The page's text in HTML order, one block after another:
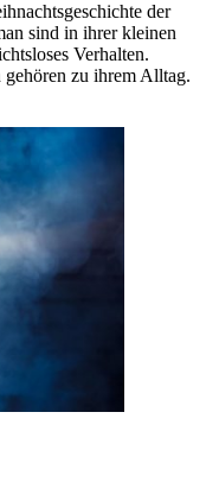
der
sind in ihrer kleinen
Verhalten.
gehören zu ihrem Alltag.